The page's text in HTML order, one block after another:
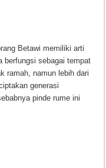
Betawi memiliki arti
berfungsi sebagai tempat
ramah, namun lebih dari
generasi
pinde rume ini